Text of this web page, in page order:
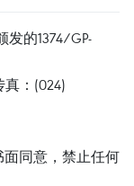
发的1374/GP-
真：(024)
面同意，禁止任何